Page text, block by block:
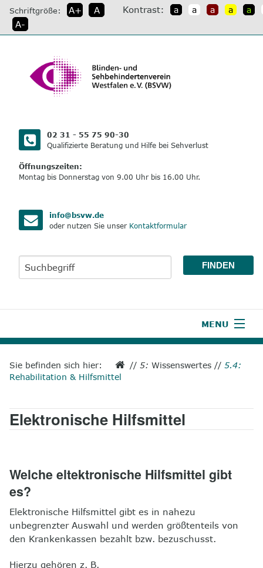
direkt
zum
Inhalt
Schriftgröße: A+
A
A-
Kontrast: a a a a a
02 31 - 55 75 90-30
Qualifizierte Beratung und Hilfe bei Sehverlust
Öffnungszeiten:
Montag bis Donnerstag von 9.00 Uhr bis 16.00 Uhr.
info@bsvw.de
oder nutzen Sie unser Kontaktformular
MENU
2
Aktuelles
3
Wir über uns
4
Unsere Leistungen
6
Unterstützen
7
Presse
8
Kontakt
Sie befinden sich hier: //5:Wissenswertes //5.4:
Rehabilitation & Hilfsmittel
Elektronische Hilfsmittel
Welche eltektronische Hilfsmittel gibt
es?
Elektronische Hilfsmittel gibt es in nahezu
unbegrenzter Auswahl und werden größtenteils von
den Krankenkassen bezahlt bzw. bezuschusst.
Hierzu gehören z. B.